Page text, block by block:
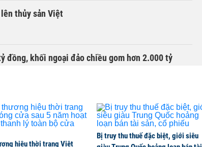
thủy sản Việt
đồng, khối ngoại đảo chiều gom hơn 2.000 tỷ
nửa đầu năm, dồn 6 concert vào cuối năm
hiệu thời trang Việt
Bị truy thu thuế đặc biệt, giới siêu